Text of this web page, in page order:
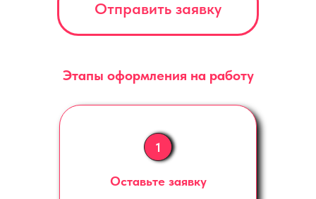
Отправить заявку
Этапы оформления на работу
Оставьте заявку
1